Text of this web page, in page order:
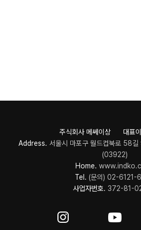
주식회사 메쎄이상 대표
Address. 서울시 마포구 월드컵북로 58
(03922)
Home.
Tel. (문의) 02-6121-
사업자번호. 372-81-